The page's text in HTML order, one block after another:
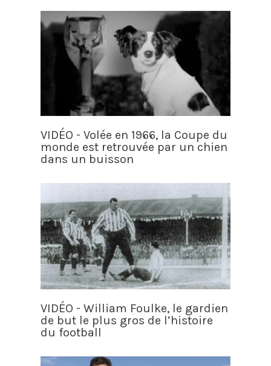
VIDÉO - Volée en 1966, la Coupe du
monde est retrouvée par un chien
dans un buisson
VIDÉO - William Foulke, le gardien
de but le plus gros de l’histoire
du football